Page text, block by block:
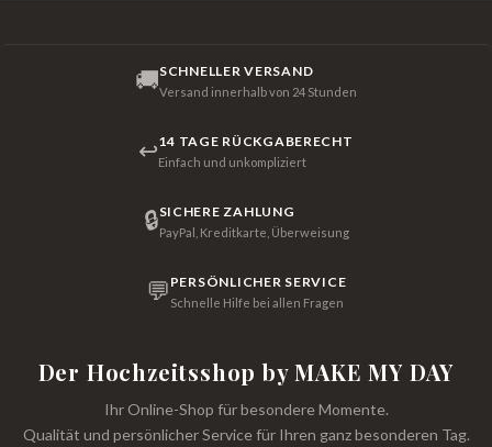
🚚SCHNELLER VERSAND
Versand innerhalb von 24 Stunden
↩14 TAGE RÜCKGABERECHT
Einfach und unkompliziert
🔒SICHERE ZAHLUNG
PayPal, Kreditkarte, Überweisung
💬 PERSÖNLICHER SERVICE
Schnelle Hilfe bei allen Fragen
Der Hochzeitsshop by MAKE MY DAY
Ihr Online-Shop für besondere Momente.
Qualität und persönlicher Service für Ihren ganz besonderen Tag.